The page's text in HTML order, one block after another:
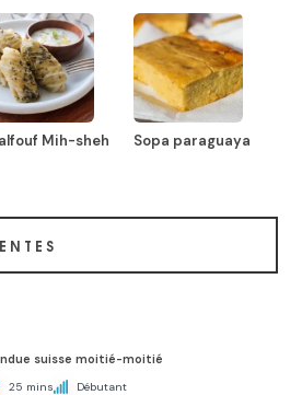
Mih-sheh Sopa paraguaya
suisse moitié-moitié
25 mins Débutant